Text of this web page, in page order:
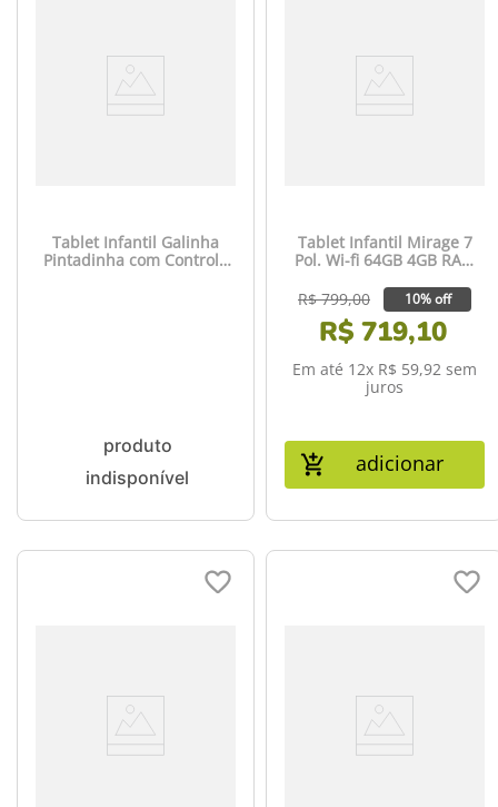
Tablet Infantil Galinha
Pintadinha com Controle
Tablet Infantil Mirage 7
Pol. Wi-fi 64GB 4GB RAM
R$ 799,00 10% off
R$ 719,10
Em até 12x R$ 59,92 sem
juros
adicionar